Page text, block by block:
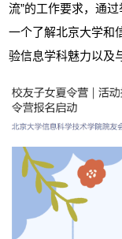
流”的工作要求，通
一个了解北京大学和
验信息学科魅力以及